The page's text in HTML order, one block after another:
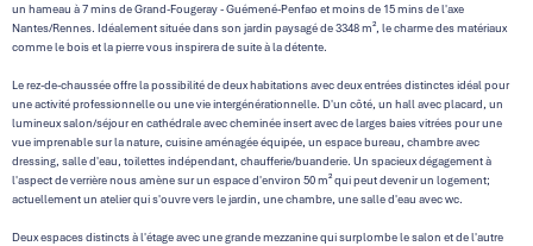
un hameau à 7 mins de Grand-Fougeray - Guémené-Penfao et moins de 15 mins de l'axe
Nantes/Rennes. Idéalement située dans son jardin paysagé de 3348 m², le charme des matériaux
comme le bois et la pierre vous inspirera de suite à la détente.
Le rez-de-chaussée offre la possibilité de deux habitations avec deux entrées distinctes idéal pour
une activité professionnelle ou une vie intergénérationnelle. D'un côté, un hall avec placard, un
lumineux salon/séjour en cathédrale avec cheminée insert avec de larges baies vitrées pour une
vue imprenable sur la nature, cuisine aménagée équipée, un espace bureau, chambre avec
dressing, salle d'eau, toilettes indépendant, chaufferie/buanderie. Un spacieux dégagement à
l'aspect de verrière nous amène sur un espace d'environ 50 m² qui peut devenir un logement;
actuellement un atelier qui s'ouvre vers le jardin, une chambre, une salle d'eau avec wc.
Deux espaces distincts à l'étage avec une grande mezzanine qui surplombe le salon et de l'autre